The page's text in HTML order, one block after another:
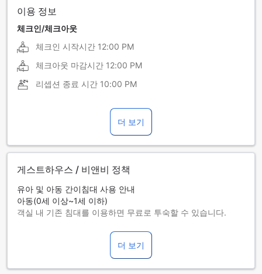
이용 정보
체크인/체크아웃
체크인 시작시간 12:00 PM
체크아웃 마감시간 12:00 PM
리셉션 종료 시간 10:00 PM
더 보기
게스트하우스 / 비앤비 정책
유아 및 아동 간이침대 사용 안내
아동(0세 이상~1세 이하)
객실 내 기존 침대를 이용하면 무료로 투숙할 수 있습니다.
가능 인원 정보를 확인하시기 바랍니다.
객실을 5개 이상 예약하실 경우 다른 정책 및 추가 요금이 적용
더 보기